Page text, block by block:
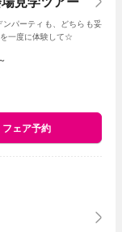
パーティも、どちらも妥
一度に体験して☆
フェア予約